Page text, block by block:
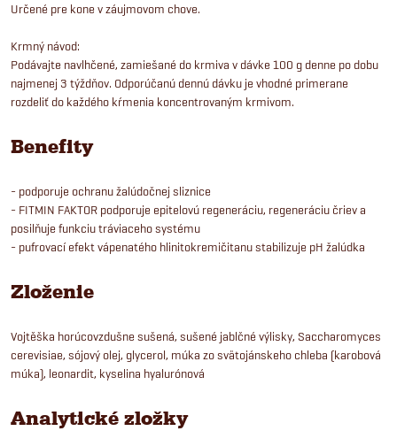
Určené pre kone v záujmovom chove.
Krmný návod:
Podávajte navlhčené, zamiešané do krmiva v dávke 100 g denne po dobu
najmenej 3 týždňov. Odporúčanú dennú dávku je vhodné primerane
rozdeliť do každého kŕmenia koncentrovaným krmivom.
Benefity
- podporuje ochranu žalúdočnej sliznice
- FITMIN FAKTOR podporuje epitelovú regeneráciu, regeneráciu čriev a
posilňuje funkciu tráviaceho systému
- pufrovací efekt vápenatého hlinitokremičitanu stabilizuje pH žalúdka
Zloženie
Vojtěška horúcovzdušne sušená, sušené jablčné výlisky, Saccharomyces
cerevisiae, sójový olej, glycerol, múka zo svätojánskeho chleba (karobová
múka), leonardit, kyselina hyalurónová
Analytické zložky